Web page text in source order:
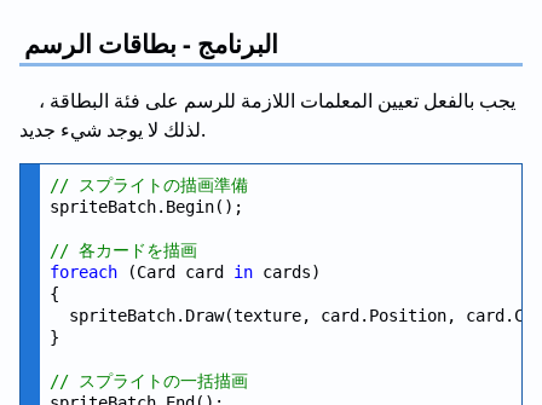
البرنامج - بطاقات الرسم
يجب بالفعل تعيين المعلمات اللازمة للرسم على فئة البطاقة ،
لذلك لا يوجد شيء جديد.
// スプライトの描画準備
spriteBatch.Begin();
// 各カードを描画
foreach (Card card in cards)
{
spriteBatch.Draw(texture, card.Position,
}
// スプライトの一括描画